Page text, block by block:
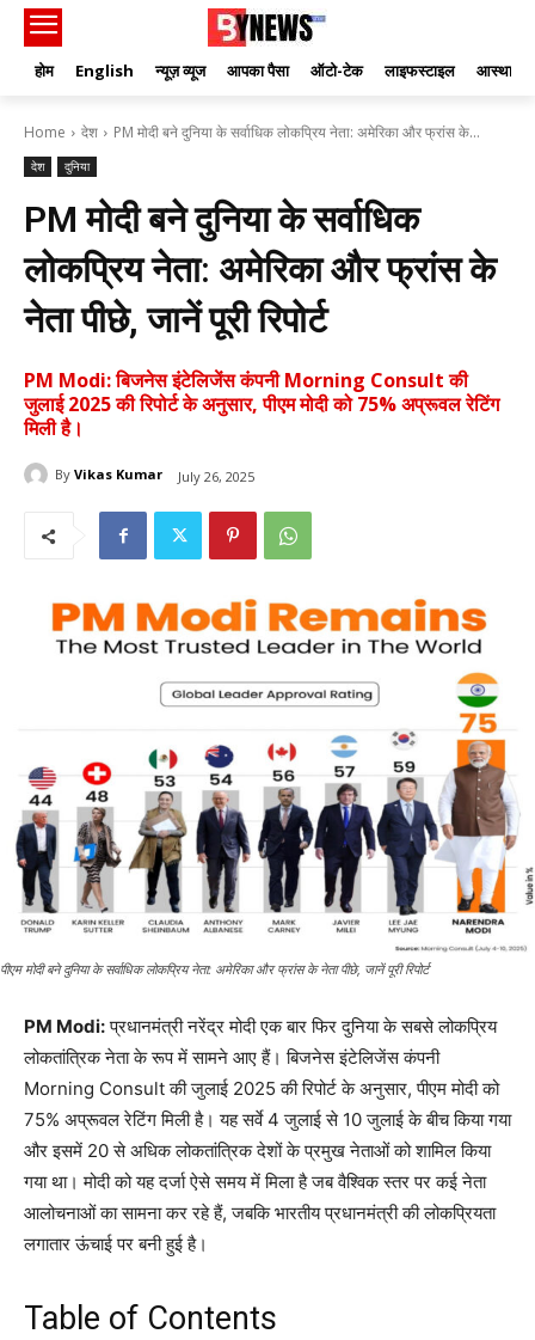
होम English न्यूज़ व्यूज आपका पैसा ऑटो-टेक लाइफस्टाइल आस्था
Home देश PM मोदी बने दुनिया के सर्वाधिक लोकप्रिय नेता: अमेरिका और फ्रांस के...
देश दुनिया
PM मोदी बने दुनिया के सर्वाधिक
लोकप्रिय नेता: अमेरिका और फ्रांस के
नेता पीछे, जानें पूरी रिपोर्ट
PM Modi: बिजनेस इंटेलिजेंस कंपनी Morning Consult की
जुलाई 2025 की रिपोर्ट के अनुसार, पीएम मोदी को 75% अप्रूवल रेटिंग
मिली है।
By Vikas Kumar July 26, 2025
पीएम मोदी बने दुनिया के सर्वाधिक लोकप्रिय नेता: अमेरिका और फ्रांस के नेता पीछे, जानें पूरी रिपोर्ट
PM Modi:प्रधानमंत्री नरेंद्र मोदी एक बार फिर दुनिया के सबसे लोकप्रिय
लोकतांत्रिक नेता के रूप में सामने आए हैं। बिजनेस इंटेलिजेंस कंपनी
Morning Consult की जुलाई 2025 की रिपोर्ट के अनुसार, पीएम मोदी को
75% अप्रूवल रेटिंग मिली है। यह सर्वे 4 जुलाई से 10 जुलाई के बीच किया गया
और इसमें 20 से अधिक लोकतांत्रिक देशों के प्रमुख नेताओं को शामिल किया
गया था। मोदी को यह दर्जा ऐसे समय में मिला है जब वैश्विक स्तर पर कई नेता
आलोचनाओं का सामना कर रहे हैं, जबकि भारतीय प्रधानमंत्री की लोकप्रियता
लगातार ऊंचाई पर बनी हुई है।
Table of Contents